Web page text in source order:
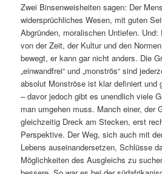
Zwei Binsenweisheiten sagen: Der
widersprüchliches Wesen, mit guten
Abgründen, moralischen Untiefen.
von der Zeit, der Kultur und den
bewegt, er kann gar nicht anders. Die
„einwandfrei“ und „monströs“ sind
absolut Monströse ist klar definiert und
– davor jedoch gibt es unendlich viele
man umgehen muss. Manch einer, der
gleichzeitig Dreck am Stecken, erst
Perspektive. Der Weg, sich auch mit
Lebens auseinandersetzen, Schlüsse
Möglichkeiten des Ausgleichs zu